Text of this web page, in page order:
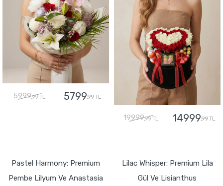
5999,99 TL 5799,99 TL
19999,99 TL 14999,99 TL
Pastel Harmony: Premium
Pembe Lilyum Ve Anastasia
Lilac Whisper: Premium Lila
Gül Ve Lisianthus